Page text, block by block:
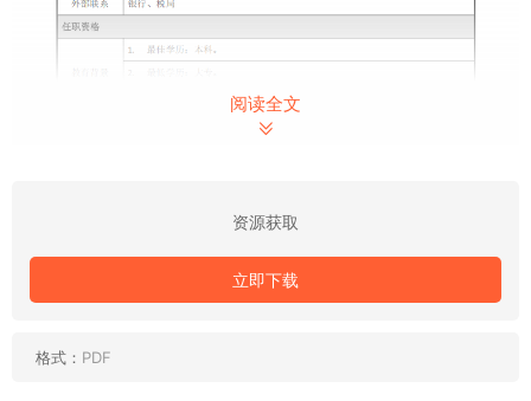
阅读全文
资源获取
立即下载
格式： PDF